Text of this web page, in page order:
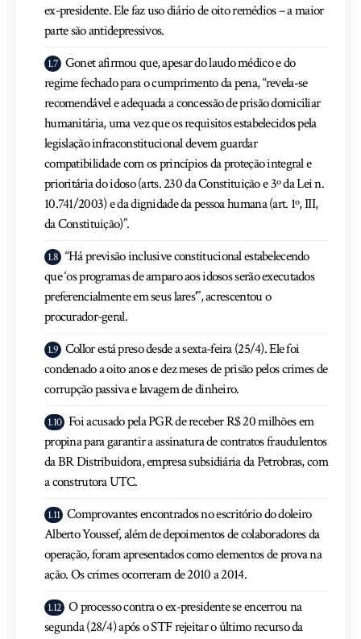
ex-presidente. Ele faz uso diário de oito remédios – a maior
parte são antidepressivos.
Gonet afirmou que, apesar do laudo médico e do
regime fechado para o cumprimento da pena, “revela-se
recomendável e adequada a concessão de prisão domiciliar
humanitária, uma vez que os requisitos estabelecidos pela
legislação infraconstitucional devem guardar
compatibilidade com os princípios da proteção integral e
prioritária do idoso (arts. 230 da Constituição e 3º da Lei n.
10.741/2003) e da dignidade da pessoa humana (art. 1º, III,
da Constituição)”.
“Há previsão inclusive constitucional estabelecendo
que ‘os programas de amparo aos idosos serão executados
preferencialmente em seus lares'”, acrescentou o
procurador-geral.
Collor está preso desde a sexta-feira (25/4). Ele foi
condenado a oito anos e dez meses de prisão pelos crimes de
corrupção passiva e lavagem de dinheiro.
Foi acusado pela PGR de receber R$ 20 milhões em
propina para garantir a assinatura de contratos fraudulentos
da BR Distribuidora, empresa subsidiária da Petrobras, com
a construtora UTC.
Comprovantes encontrados no escritório do doleiro
Alberto Youssef, além de depoimentos de colaboradores da
operação, foram apresentados como elementos de prova na
ação. Os crimes ocorreram de 2010 a 2014.
O processo contra o ex-presidente se encerrou na
segunda (28/4) após o STF rejeitar o último recurso da